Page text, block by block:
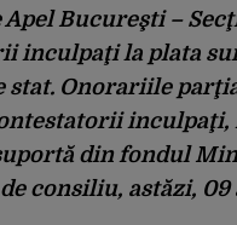
Bucureşti –
inculpaţi la plata
Onorariile
inculpaţi,
din fondul
consiliu, astăzi, 09